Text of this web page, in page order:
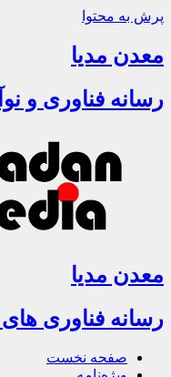
پرش به محتوا
معدن مدیا
رسانه فناوری و
معدن مدیا
رسانه فناوری
صفحه نخست